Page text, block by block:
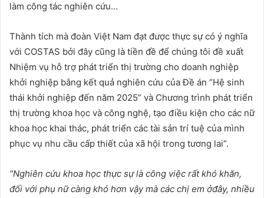
làm công tác nghiên cứu…
Thành tích mà đoàn Việt Nam đạt được thực sự có ý nghĩa
với COSTAS bởi đây cũng là tiền đề để chúng tôi đề xuất
Nhiệm vụ hỗ trợ phát triển thị trường cho doanh nghiệp
khởi nghiệp bằng kết quả nghiên cứu của Đề án “Hệ sinh
thái khởi nghiệp đến năm 2025” và Chương trình phát triển
thị trường khoa học và công nghệ, tạo điều kiện cho các nữ
khoa học khai thác, phát triển các tài sản trí tuệ của mình
phục vụ nhu cầu cấp thiết của xã hội trong tương lai”.
“Nghiên cứu khoa học thực sựlà công việc rất khó khăn,
đối với phụ nữcàng khó hơn vậy mà các chị em ởđây, nhiều